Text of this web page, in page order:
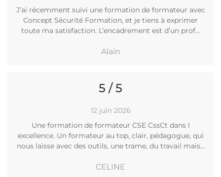
J’ai récemment suivi une formation de formateur avec
Concept Sécurité Formation, et je tiens à exprimer
toute ma satisfaction. L’encadrement est d’un prof…
Alain
5 / 5
12 juin 2026
Une formation de formateur CSE CssCt dans l
excellence. Un formateur au top, clair, pédagogue, qui
nous laisse avec des outils, une trame, du travail mais…
CELINE